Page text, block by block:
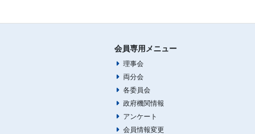
会員専用メニュー
理事会
両分会
各委員会
政府機関情報
アンケート
会員情報変更